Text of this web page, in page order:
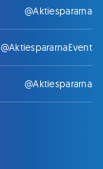
@Aktiespararna
@AktiespararnaEvent
@Aktiespararna